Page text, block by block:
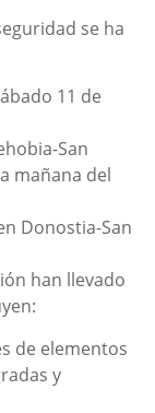
se ha
11 de
San
mañana del
Donostia-San
han llevado
de elementos
y